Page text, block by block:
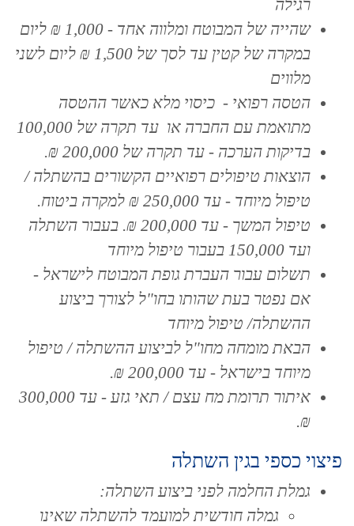
רגילה
שהייה של המבוטח ומלווה אחד - 1,000 ₪ ליום
במקרה של קטין עד לסך של 1,500 ₪ ליום לשני
מלווים
הטסה רפואי - כיסוי מלא כאשר ההטסה
מתואמת עם החברה או עד תקרה של 100,000
בדיקות הערכה - עד תקרה של 200,000 ₪.
הוצאות טיפולים רפואיים הקשורים בהשתלה /
טיפול מיוחד - עד 250,000 ₪ למקרה ביטוח.
טיפול המשך - עד 200,000 ₪. בעבור השתלה
ועד 150,000 בעבור טיפול מיוחד
תשלום עבור העברת גופת המבוטח לישראל -
אם נפטר בעת שהותו בחו"ל לצורך ביצוע
ההשתלה/ טיפול מיוחד
הבאת מומחה מחו"ל לביצוע ההשתלה / טיפול
מיוחד בישראל - עד 200,000 ₪.
איתור תרומת מח עצם / תאי גזע - עד 300,000
₪.
פיצוי כספי בגין השתלה
גמלת החלמה לפני ביצוע השתלה:
גמלה חודשית למועמד להשתלה שאינו